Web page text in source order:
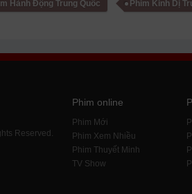
Hành Động Trung Quốc Phim Kinh Dị
Reserved.
Phim online
Phim Mới
Phim Xem Nhiều
Phim Thuyết Minh
TV Show